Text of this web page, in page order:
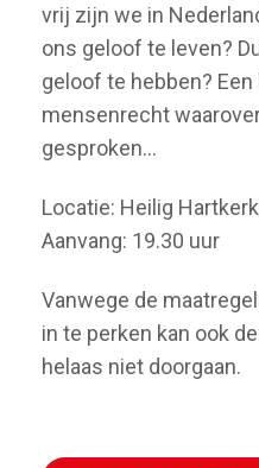
vrij zijn we in
ons geloof te leven?
geloof te hebben?
mensenrecht
gesproken...
Locatie: Heilig
Aanvang: 19.30 uur
Vanwege de
in te perken kan ook
helaas niet doorgaan.